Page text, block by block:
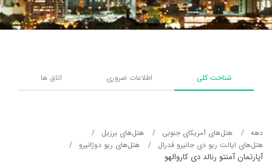
شناخت کلی اطلاعات ضروری اتاق ها
دهه هتل‌های آمریکای جنوبی
هتل‌های برزیل
هتل‌های ایالت ریو دی جانیرو فدرال
هتل‌های ریو دوژانیرو
آپارتمان آمنتو رنالد دی کاروالهو